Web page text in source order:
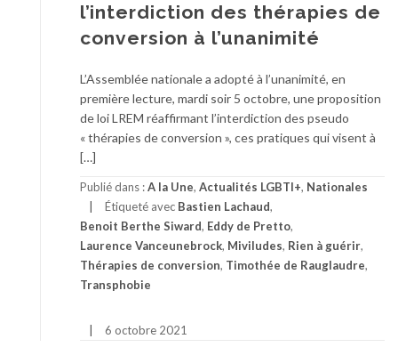
l’interdiction des thérapies de
conversion à l’unanimité
L’Assemblée nationale a adopté à l’unanimité, en
première lecture, mardi soir 5 octobre, une proposition
de loi LREM réaffirmant l’interdiction des pseudo
« thérapies de conversion », ces pratiques qui visent à
[…]
Publié dans :A la Une, Actualités LGBTI+, Nationales
Étiqueté avec Bastien Lachaud,
Benoit Berthe Siward, Eddy de Pretto,
Laurence Vanceunebrock, Miviludes, Rien à guérir,
Thérapies de conversion, Timothée de Rauglaudre,
Transphobie
6 octobre 2021